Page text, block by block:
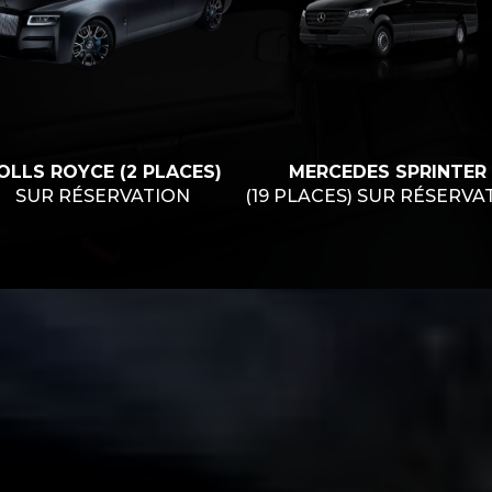
ROYCE (2 PLACES)
SUR RÉSERVATION
MERCEDES SPRINTER
(19 PLACES) SUR